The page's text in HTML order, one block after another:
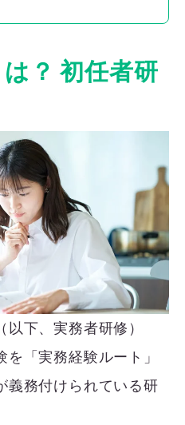
？ 初任者研
下、実務者研修）
「実務経験ルート」
義務付けられている研